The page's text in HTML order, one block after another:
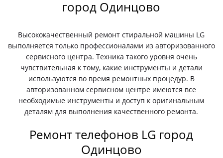
город Одинцово
Высококачественный ремонт стиральной машины LG
выполняется только профессионалами из авторизованного
сервисного центра. Техника такого уровня очень
чувствительная к тому, какие инструменты и детали
используются во время ремонтных процедур. В
авторизованном сервисном центре имеются все
необходимые инструменты и доступ к оригинальным
деталям для выполнения качественного ремонта.
Ремонт телефонов LG город
Одинцово